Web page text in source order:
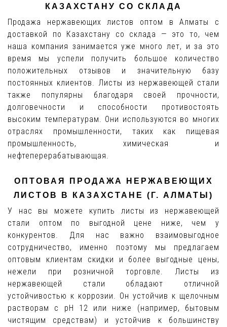
КАЗАХСТАНУ СО СКЛАДА
Продажа нержавеющих листов оптом в Алматы с
доставкой по Казахстану со склада — это то, чем
наша компания занимается уже много лет, и за это
время мы успели получить большое количество
положительных отзывов и значительную базу
постоянных клиентов. Листы из нержавеющей стали
также популярны благодаря своей прочности,
долговечности и способности противостоять
высоким температурам. Они используются во многих
отраслях промышленности, таких как пищевая
промышленность, химическая и
нефтеперерабатывающая.
ОПТОВАЯ ПРОДАЖА НЕРЖАВЕЮЩИХ
ЛИСТОВ В КАЗАХСТАНЕ (Г. АЛМАТЫ)
У нас вы можете купить листы из нержавеющей
стали оптом по выгодной цене ниже, чем у
конкурентов. Для нас важно взаимовыгодное
сотрудничество, именно поэтому мы предлагаем
оптовым клиентам скидки и более выгодные цены,
нежели при розничной торговле. Листы из
нержавеющей стали обладают отличной
устойчивостью к коррозии. Он устойчив к щелочным
растворам с pH 12 или ниже (например, бытовым
чистящим средствам) и устойчив к большинству